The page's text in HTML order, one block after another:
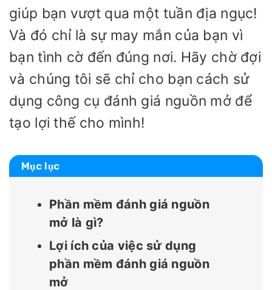
giúp bạn vượt qua một tuần địa ngục!
Và đó chỉ là sự may mắn của bạn vì
bạn tình cờ đến đúng nơi. Hãy chờ đợi
và chúng tôi sẽ chỉ cho bạn cách sử
dụng công cụ đánh giá nguồn mở để
tạo lợi thế cho mình!
Mục lục
Phần mềm đánh giá nguồn
mở là gì?
Lợi ích của việc sử dụng
phần mềm đánh giá nguồn
mở